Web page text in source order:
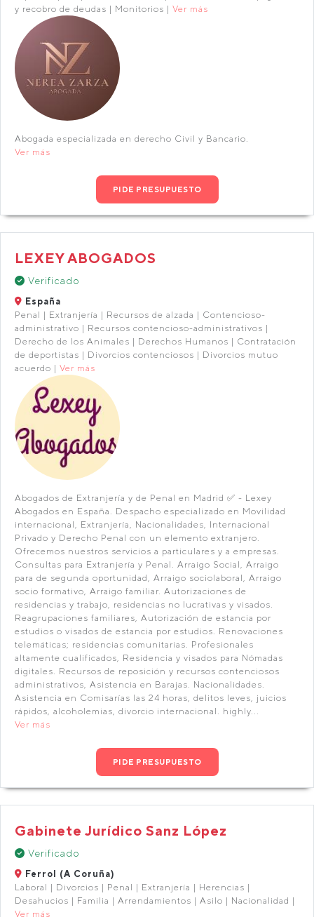
y recobro de deudas | Monitorios | Ver más
Abogada especializada en derecho Civil y Bancario.
Ver más
PIDE PRESUPUESTO
LEXEY ABOGADOS
Verificado
España
Penal | Extranjería | Recursos de alzada | Contencioso-
administrativo | Recursos contencioso-administrativos |
Derecho de los Animales | Derechos Humanos | Contratación
de deportistas | Divorcios contenciosos | Divorcios mutuo
acuerdo | Ver más
Abogados de Extranjería y de Penal en Madrid ✅ - Lexey
Abogados en España. Despacho especializado en Movilidad
internacional, Extranjería, Nacionalidades, Internacional
Privado y Derecho Penal con un elemento extranjero.
Ofrecemos nuestros servicios a particulares y a empresas.
Consultas para Extranjería y Penal. Arraigo Social, Arraigo
para de segunda oportunidad, Arraigo sociolaboral, Arraigo
socio formativo, Arraigo familiar. Autorizaciones de
residencias y trabajo, residencias no lucrativas y visados.
Reagrupaciones familiares, Autorización de estancia por
estudios o visados de estancia por estudios. Renovaciones
telemáticas; residencias comunitarias. Profesionales
altamente cualificados, Residencia y visados para Nómadas
digitales. Recursos de reposición y recursos contenciosos
administrativos, Asistencia en Barajas. Nacionalidades.
Asistencia en Comisarías las 24 horas, delitos leves, juicios
rápidos, alcoholemias, divorcio internacional. highly...
Ver más
PIDE PRESUPUESTO
Gabinete Jurídico Sanz López
Verificado
Ferrol (A Coruña)
Laboral | Divorcios | Penal | Extranjería | Herencias |
Desahucios | Familia | Arrendamientos | Asilo | Nacionalidad |
Ver más